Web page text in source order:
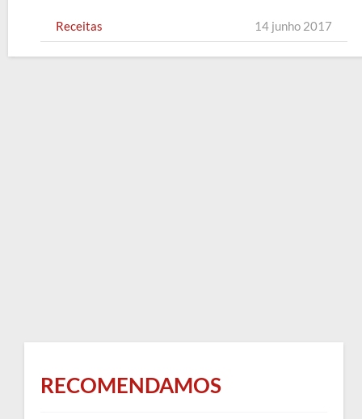
Receitas 14 junho 2017
RECOMENDAMOS